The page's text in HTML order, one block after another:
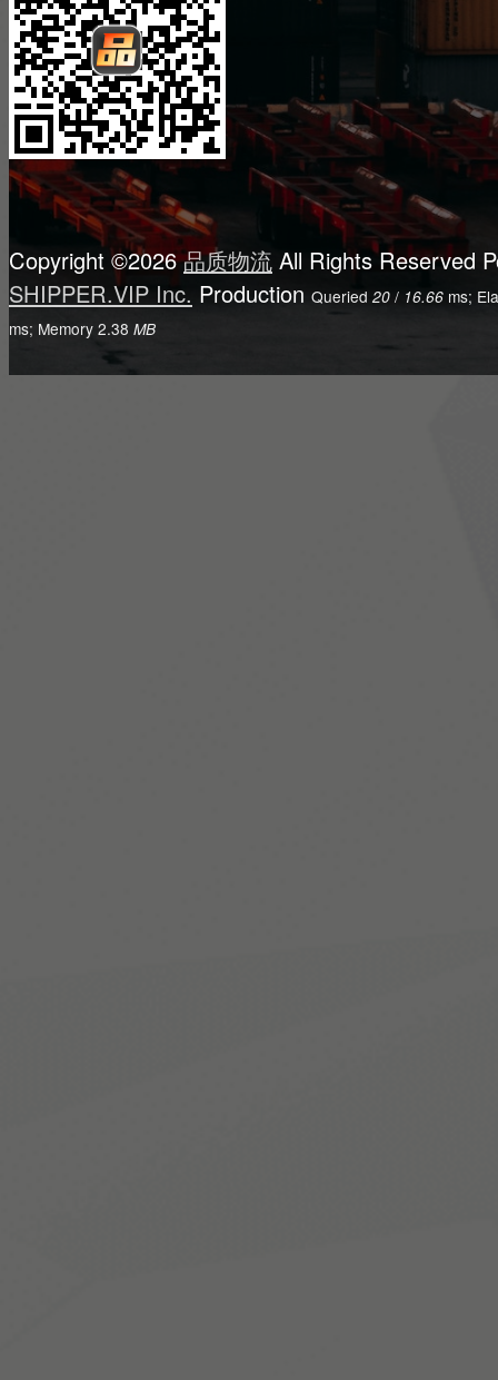
Copyright ©2026品质物流 All Rights Reserved
SHIPPER.VIP Inc. Production Queried20 / 16.66 ms;
ms; Memory 2.38 MB